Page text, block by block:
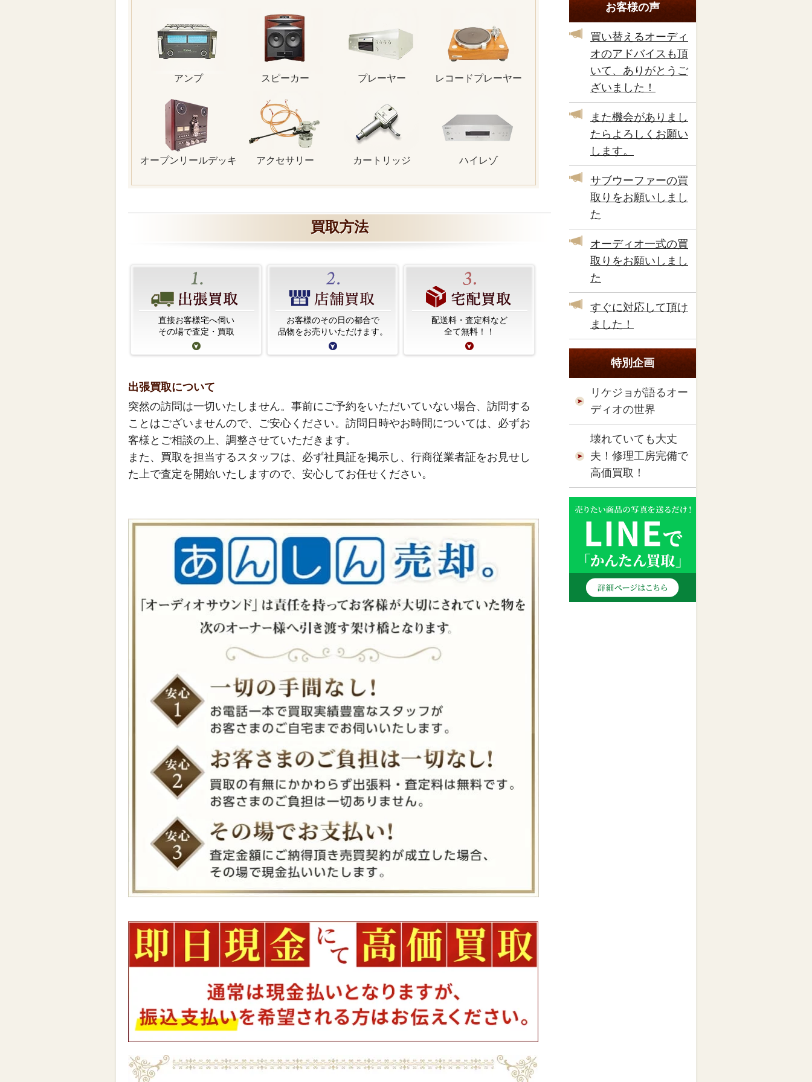
アンプ スピーカー プレーヤー レコードプレーヤー
オープンリールデッキ アクセサリー カートリッジ ハイレゾ
買取方法
直接お客様宅へ伺い
その場で査定・買取
お客様のその日の都合で
品物をお売りいただけます。
配送料・査定料など
全て無料！！
出張買取について
突然の訪問は一切いたしません。事前にご予約をいただいていない場合、訪問する
ことはございませんので、ご安心ください。訪問日時やお時間については、必ずお
客様とご相談の上、調整させていただきます。
また、買取を担当するスタッフは、必ず社員証を掲示し、行商従業者証をお見せし
た上で査定を開始いたしますので、安心してお任せください。
お客様の声
買い替えるオーディ
オのアドバイスも頂
いて、ありがとうご
ざいました！
また機会がありまし
たらよろしくお願い
します。
サブウーファーの買
取りをお願いしまし
た
オーディオ一式の買
取りをお願いしまし
た
すぐに対応して頂け
ました！
特別企画
リケジョが語るオー
ディオの世界
壊れていても大丈
夫！修理工房完備で
高価買取！